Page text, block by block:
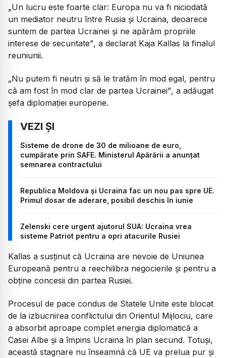
„Un lucru este foarte clar: Europa nu va fi niciodată
un mediator neutru între Rusia și Ucraina, deoarece
suntem de partea Ucrainei și ne apărăm propriile
interese de securitate”, a declarat Kaja Kallas la finalul
reuniunii.
„Nu putem fi neutri și să le tratăm în mod egal, pentru
că am fost în mod clar de partea Ucrainei”, a adăugat
șefa diplomației europene.
Sisteme de drone de 30 de milioane de euro,
cumpărate prin SAFE. Ministerul Apărării a anunțat
semnarea contractului
Republica Moldova și Ucraina fac un nou pas spre UE.
Primul dosar de aderare, posibil deschis în iunie
Zelenski cere urgent ajutorul SUA: Ucraina vrea
sisteme Patriot pentru a opri atacurile Rusiei
Kallas a susținut că Ucraina are nevoie de Uniunea
Europeană pentru a reechilibra negocierile și pentru a
obține concesii din partea Rusiei.
Procesul de pace condus de Statele Unite este blocat
de la izbucnirea conflictului din Orientul Mijlociu, care
a absorbit aproape complet energia diplomatică a
Casei Albe și a împins Ucraina în plan secund. Totuși,
această stagnare nu înseamnă că UE va prelua pur și